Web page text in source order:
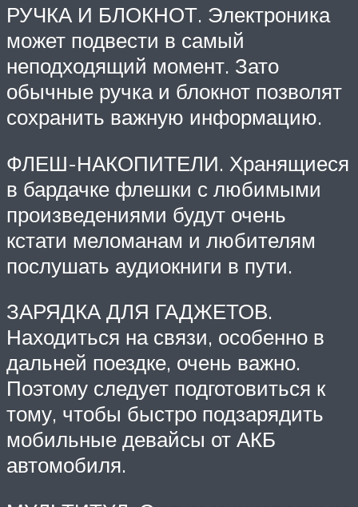
РУЧКА И БЛОКНОТ. Электроника
может подвести в самый
неподходящий момент. Зато
обычные ручка и блокнот позволят
сохранить важную информацию.
ФЛЕШ-НАКОПИТЕЛИ. Хранящиеся
в бардачке флешки с любимыми
произведениями будут очень
кстати меломанам и любителям
послушать аудиокниги в пути.
ЗАРЯДКА ДЛЯ ГАДЖЕТОВ.
Находиться на связи, особенно в
дальней поездке, очень важно.
Поэтому следует подготовиться к
тому, чтобы быстро подзарядить
мобильные девайсы от АКБ
автомобиля.